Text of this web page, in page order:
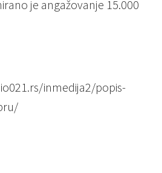
je angažovanje 15.000
inmedija2/popis-